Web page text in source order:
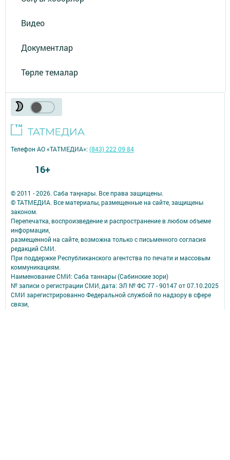
Видео
Документлар
Төрле темалар
© 2011 - 2026. Саба таңнары. Все права защищены.
© ТАТМЕДИА. Все материалы, размещенные на сайте, защищены
законом.
Перепечатка, воспроизведение и распространение в любом объеме
информации,
размещенной на сайте, возможна только с письменного согласия
редакций СМИ.
При поддержке Республиканского агентства по печати и массовым
коммуникациям.
Наименование СМИ: Саба таннары (Сабинские зори)
№ записи о регистрации СМИ, дата: ЭЛ № ФС 77 - 90147 от 07.10.2025
СМИ зарегистрированно Федеральной службой по надзору в сфере
связи,
Телефон АО «ТАТМЕДИА»:(843) 222 09 84
16+